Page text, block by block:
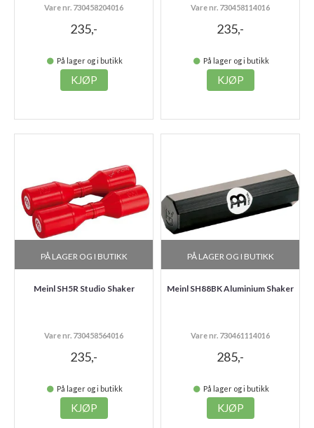
Vare nr. 730458204016
235,-
På lager og i butikk
KJØP
Vare nr. 730458114016
235,-
På lager og i butikk
KJØP
PÅ LAGER OG I BUTIKK
Meinl SH5R Studio Shaker
Vare nr. 730458564016
235,-
På lager og i butikk
KJØP
PÅ LAGER OG I BUTIKK
Meinl SH88BK Aluminium Shaker
Vare nr. 730461114016
285,-
På lager og i butikk
KJØP